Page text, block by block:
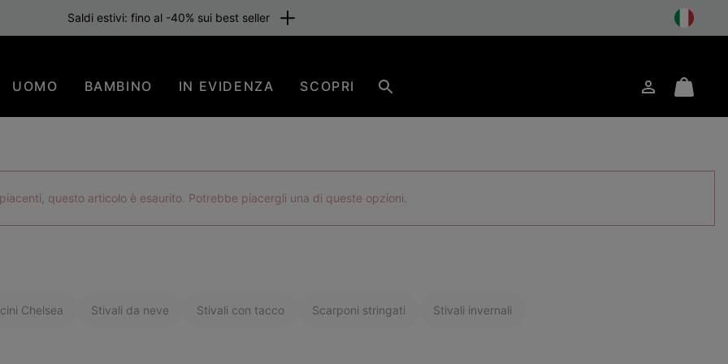
gratuita per i membri o per importi superiori a 80 €. Iscriviti subito
UOMO BAMBINO IN EVIDENZA SCOPRI AccessoMini
questo articolo è esaurito. Potrebbe piacergli una di queste opzioni.
Chelsea Stivali da neve Stivali con tacco Scarponi stringati Stivali invernali